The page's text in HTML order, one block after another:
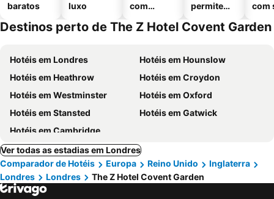
baratos
luxo
com
permitem
com
Destinos perto de The Z Hotel Covent Garden
Hotéis em Londres
Hotéis em Hounslow
Hotéis em Heathrow
Hotéis em Croydon
Hotéis em Westminster
Hotéis em Oxford
Hotéis em Stansted
Hotéis em Gatwick
Hotéis em Cambridge
Ver todas as estadias em Londres
Comparador de Hotéis
Europa Reino Unido
Inglaterra
Londres
Londres The Z Hotel Covent Garden